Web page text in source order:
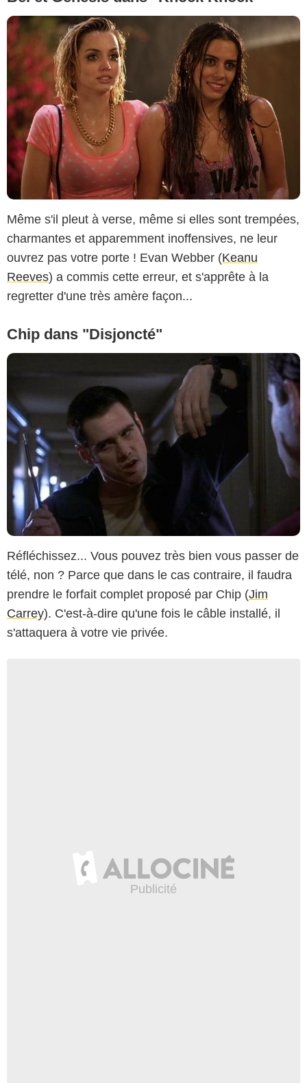
Même s'il pleut à verse, même si elles sont trempées,
charmantes et apparemment inoffensives, ne leur
ouvrez pas votre porte ! Evan Webber (Keanu
Reeves) a commis cette erreur, et s'apprête à la
regretter d'une très amère façon...
Chip dans "Disjoncté"
Réfléchissez... Vous pouvez très bien vous passer de
télé, non ? Parce que dans le cas contraire, il faudra
prendre le forfait complet proposé par Chip (Jim
Carrey). C'est-à-dire qu'une fois le câble installé, il
s'attaquera à votre vie privée.